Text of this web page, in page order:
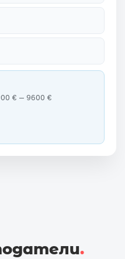
€ — 9600 €
.